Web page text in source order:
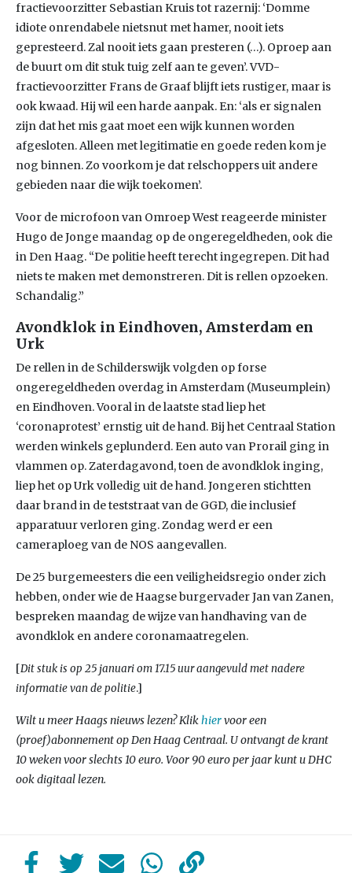
fractievoorzitter Sebastian Kruis tot razernij: ‘Domme
idiote onrendabele nietsnut met hamer, nooit iets
gepresteerd. Zal nooit iets gaan presteren (…). Oproep aan
de buurt om dit stuk tuig zelf aan te geven’. VVD-
fractievoorzitter Frans de Graaf blijft iets rustiger, maar is
ook kwaad. Hij wil een harde aanpak. En: ‘als er signalen
zijn dat het mis gaat moet een wijk kunnen worden
afgesloten. Alleen met legitimatie en goede reden kom je
nog binnen. Zo voorkom je dat relschoppers uit andere
gebieden naar die wijk toekomen’.
Voor de microfoon van Omroep West reageerde minister
Hugo de Jonge maandag op de ongeregeldheden, ook die
in Den Haag. “De politie heeft terecht ingegrepen. Dit had
niets te maken met demonstreren. Dit is rellen opzoeken.
Schandalig.”
Avondklok in Eindhoven, Amsterdam en
Urk
De rellen in de Schilderswijk volgden op forse
ongeregeldheden overdag in Amsterdam (Museumplein)
en Eindhoven. Vooral in de laatste stad liep het
‘coronaprotest’ ernstig uit de hand. Bij het Centraal Station
werden winkels geplunderd. Een auto van Prorail ging in
vlammen op. Zaterdagavond, toen de avondklok inging,
liep het op Urk volledig uit de hand. Jongeren stichtten
daar brand in de teststraat van de GGD, die inclusief
apparatuur verloren ging. Zondag werd er een
cameraploeg van de NOS aangevallen.
De 25 burgemeesters die een veiligheidsregio onder zich
hebben, onder wie de Haagse burgervader Jan van Zanen,
bespreken maandag de wijze van handhaving van de
avondklok en andere coronamaatregelen.
[Dit stuk is op 25 januari om 17.15 uur aangevuld met nadere
informatie van de politie.]
Wilt u meer Haags nieuws lezen? Klikhiervoor een
(proef)abonnement op Den Haag Centraal. U ontvangt de krant
10 weken voor slechts 10 euro. Voor 90 euro per jaar kunt u DHC
ook digitaal lezen.